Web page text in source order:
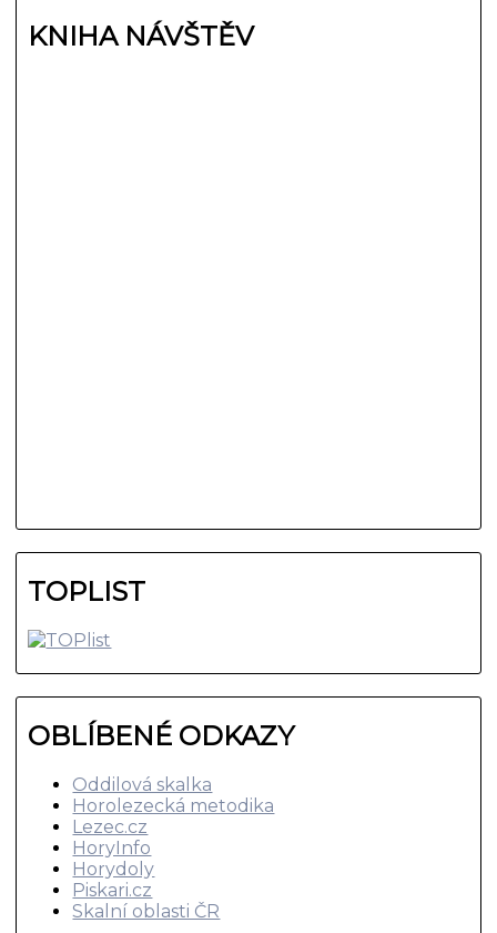
KNIHA NÁVŠTĚV
TOPLIST
OBLÍBENÉ ODKAZY
Oddilová skalka
Horolezecká metodika
Lezec.cz
HoryInfo
Horydoly
Piskari.cz
Skalní oblasti ČR